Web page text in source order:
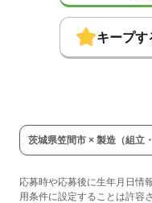
キープす
茨城県笠間市 × 製造（組立
応募時や応募後に生年月日情
用条件に設定することは許容